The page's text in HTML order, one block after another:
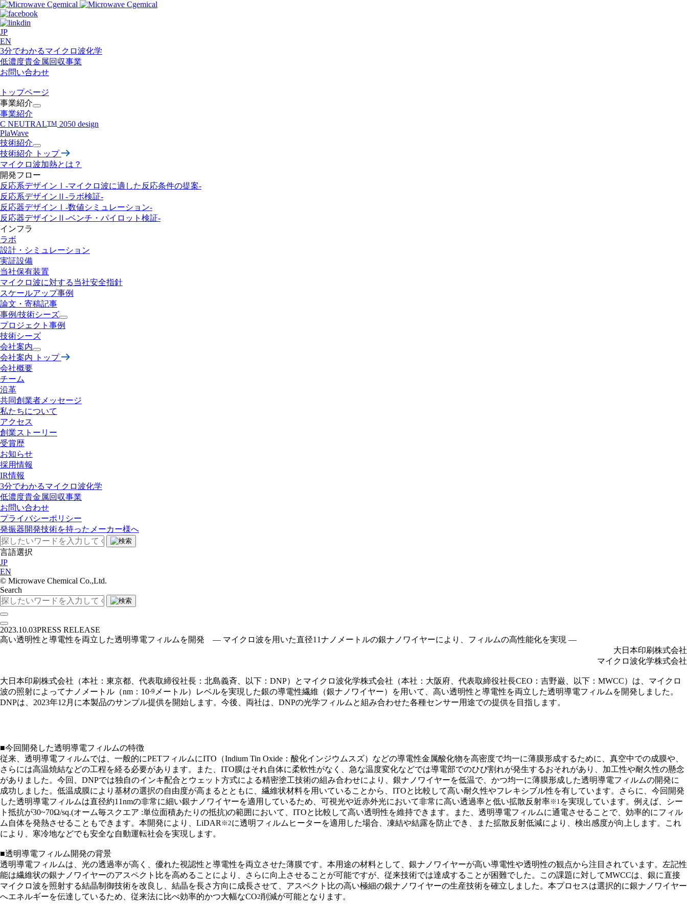
JP
EN
3分でわかるマイクロ波化学
低濃度貴金属回収事業​
お問い合わせ
トップページ
事業紹介
事業紹介
C NEUTRALTM 2050 design
PlaWave
技術紹介
技術紹介 トップ
マイクロ波加熱とは？
開発フロー
反応系デザインⅠ-マイクロ波に適した反応条件の提案-
反応系デザインⅡ -ラボ検証-
反応器デザインⅠ -数値シミュレーション-
反応器デザインⅡ -ベンチ・パイロット検証-
インフラ
ラボ
設計・ シミュレーション
実証設備
当社保有装置
マイクロ波に対する当社安全指針
スケールアップ事例
論文・寄稿記事
事例/技術シーズ
プロジェクト事例
技術シーズ
会社案内
会社案内 トップ
会社概要
チーム
沿革
共同創業者メッセージ
私たちについて
アクセス
創業ストーリー
受賞歴
お知らせ
採用情報
IR情報
3分でわかるマイクロ波化学
低濃度貴金属回収事業​
お問い合わせ
プライバシーポリシー
発振器開発技術を持ったメーカー様へ
言語選択
JP
EN
©︎ Microwave Chemical Co.,Ltd.
Search
2023.10.03PRESS RELEASE
高い透明性と導電性を両立した透明導電フィルムを開発 ― マイクロ波を用いた直径11ナノメートルの銀ナノワイヤーにより、フィルムの高性能化を実現 ―
大日本印刷株式会社
マイクロ波化学株式会社
大日本印刷株式会社（本社：東京都、代表取締役社長：北島義斉、以下：DNP）とマイクロ波化学株式会社（本社：大阪府、代表取締役社長CEO：吉野巌、以下：MWCC）は、マイクロ
波の照射によってナノメートル（nm：10-9 メートル）レベルを実現した銀の導電性繊維（銀ナノワイヤー）を用いて、高い透明性と導電性を両立した透明導電フィルムを開発しました。
DNPは、2023年12月に本製品のサンプル提供を開始します。今後、両社は、DNPの光学フィルムと組み合わせた各種センサー用途での提供を目指します。
■今回開発した透明導電フィルムの特徴
従来、透明導電フィルムでは、一般的にPETフィルムにITO（Indium Tin Oxide：酸化インジウムスズ）などの導電性金属酸化物を高密度で均一に薄膜形成するために、真空中での成膜や、
さらには高温焼結などの工程を経る必要があります。また、ITO膜はそれ自体に柔軟性がなく、急な温度変化などでは導電部でのひび割れが発生するおそれがあり、加工性や耐久性の懸念
がありました。今回、DNPでは独自のインキ配合とウェット方式による精密塗工技術の組み合わせにより、銀ナノワイヤーを低温で、かつ均一に薄膜形成した透明導電フィルムの開発に
成功しました。低温成膜により基材の選択の自由度が高まるとともに、繊維状材料を用いていることから、ITOと比較して高い耐久性やフレキシブル性を有しています。さらに、今回開発
した透明導電フィルムは直径約11nmの非常に細い銀ナノワイヤーを適用しているため、可視光や近赤外光において非常に高い透過率と低い拡散反射率※1 を実現しています。例えば、シー
ト抵抗が30~70Ω/sq.(オーム毎スクエア :単位面積あたりの抵抗)の範囲において、ITOと比較して高い透明性を維持できます。また、透明導電フィルムに通電させることで、効率的にフィル
ム自体を発熱させることもできます。本開発により、LiDAR ※2に透明フィルムヒーターを適用した場合、凍結や結露を防止でき、また拡散反射低減により、検出感度が向上します。これ
により、寒冷地などでも安全な自動運転社会を実現します。
■透明導電フィルム開発の背景
透明導電フィルムは、光の透過率が高く、優れた視認性と導電性を両立させた薄膜です。本用途の材料として、銀ナノワイヤーが高い導電性や透明性の観点から注目されています。左記性
能は繊維状の銀ナノワイヤーのアスペクト比を高めることにより、さらに向上させることが可能ですが、従来技術では達成することが困難でした。この課題に対してMWCCは、銀に直接
マイクロ波を照射する結晶制御技術を改良し、結晶を長さ方向に成長させて、アスペクト比の高い極細の銀ナノワイヤーの生産技術を確立しました。本プロセスは選択的に銀ナノワイヤー
へエネルギーを伝達しているため、従来法に比べ効率的かつ大幅なCO2削減が可能となります。